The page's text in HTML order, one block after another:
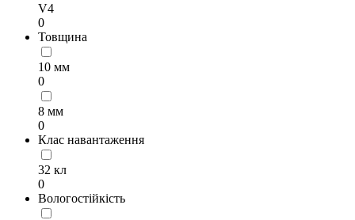
V4
0
Товщина
10 мм
0
8 мм
0
Клас навантаження
32 кл
0
Вологостійкість